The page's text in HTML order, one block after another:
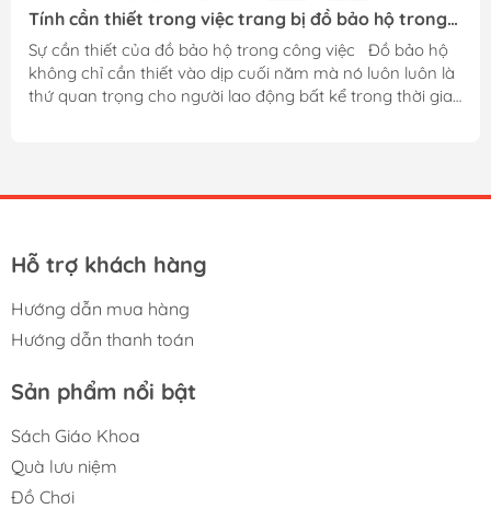
hộ trong
Đồ bảo hộ
luôn là
thời gian
Văn Phòng Phẩm Uy Tín, Chất lượng Tại
Văn phòng phẩm là gì? Văn phòng phẩm là
phẩm phục vụ cho các hoạt động văn phòng
bút chì, gôm, giấy in, ghim, kẹp, giấy than,
Hỗ trợ khách hàng
Hướng dẫn mua hàng
Hướng dẫn thanh toán
Sản phẩm nổi bật
Sách Giáo Khoa
Quà lưu niệm
Đồ Chơi